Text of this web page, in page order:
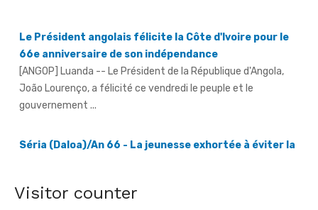
João Lourenço, a félicité ce vendredi le peuple et le
gouvernement ...
Séria (Daloa)/An 66 - La jeunesse exhortée à éviter la
consommation et le trafic de drogue
pays, le village de Séria, chef-lieu de canton du Gbaloan Sud, ...
Visitor counter